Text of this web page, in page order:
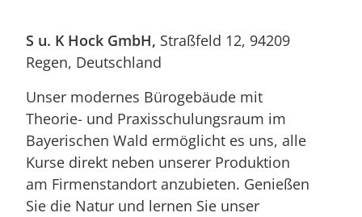
S u. K Hock GmbH, Straßfeld 12, 94209
Regen, Deutschland
Unser modernes Bürogebäude mit
Theorie- und Praxisschulungsraum im
Bayerischen Wald ermöglicht es uns, alle
Kurse direkt neben unserer Produktion
am Firmenstandort anzubieten. Genießen
Sie die Natur und lernen Sie unser